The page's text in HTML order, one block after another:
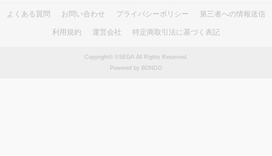
よくある質問 お問い合わせ プライバシーポリシー 第三者への情報送信
利用規約 運営会社 特定商取引法に基づく表記
Copyright© ©SEGA All Rights Reserved.
Powered by BONDO